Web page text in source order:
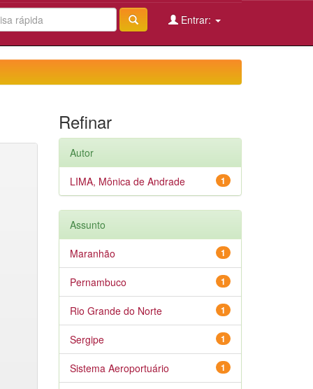
Entrar:
Refinar
Autor
1
LIMA, Mônica de Andrade
Assunto
1
Maranhão
1
Pernambuco
1
Rio Grande do Norte
1
Sergipe
1
Sistema Aeroportuário